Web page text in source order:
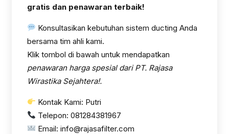
gratis dan penawaran terbaik!
Konsultasikan kebutuhan sistem ducting Anda
bersama tim ahli kami.
Klik tombol di bawah untuk mendapatkan
penawaran harga spesial dari PT. Rajasa
Wirastika Sejahtera!.
Kontak Kami: Putri
Telepon: 081284381967
Email: info@rajasafilter.com